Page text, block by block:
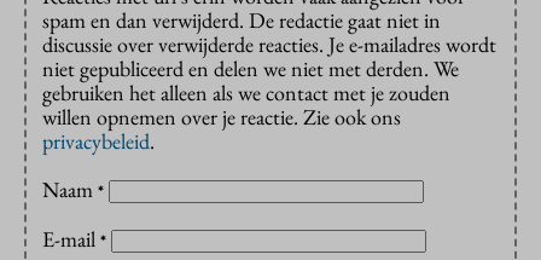
spam en dan verwijderd. De redactie gaat niet in
discussie over verwijderde reacties. Je e-mailadres wordt
niet gepubliceerd en delen we niet met derden. We
gebruiken het alleen als we contact met je zouden
willen opnemen over je reactie. Zie ook ons
privacybeleid.
Naam *
E-mail *